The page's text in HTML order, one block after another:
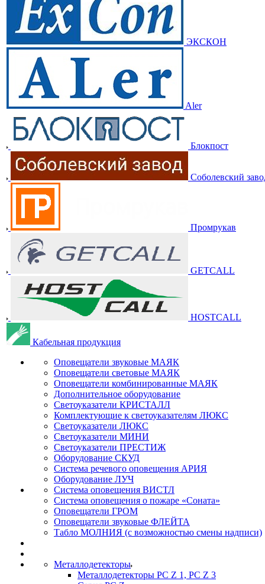
ЭКСКОН
Aler
Блокпост
Соболевский
Промрукав
GETCALL
HOSTCALL
Кабельная продукция
Оповещатели звуковые МАЯК
Оповещатели световые МАЯК
Оповещатели комбинированные МАЯК
Дополнительное оборудование
Светоуказатели КРИСТАЛЛ
Комплектующие к светоуказателям ЛЮКС
Светоуказатели ЛЮКС
Светоуказатели МИНИ
Светоуказатели ПРЕСТИЖ
Оборудование СКУД
Система речевого оповещения АРИЯ
Оборудование ЛУЧ
Система оповещения ВИСТЛ
Система оповещения о пожаре «Соната»
Оповещатели ГРОМ
Оповещатели звуковые ФЛЕЙТА
Табло МОЛНИЯ (с возможностью смены надписи)
Металлодетекторы
Металлодетекторы РС Z 1, PC Z 3